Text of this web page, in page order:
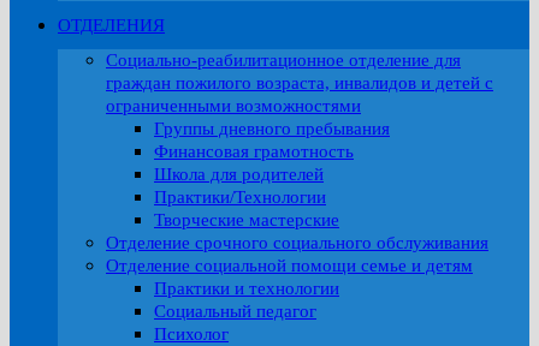
ОТДЕЛЕНИЯ
Социально-реабилитационное отделение для
граждан пожилого возраста, инвалидов и детей с
ограниченными возможностями
Группы дневного пребывания
Финансовая грамотность
Школа для родителей
Практики/Технологии
Творческие мастерские
Отделение срочного социального обслуживания
Отделение социальной помощи семье и детям
Практики и технологии
Социальный педагог
Психолог